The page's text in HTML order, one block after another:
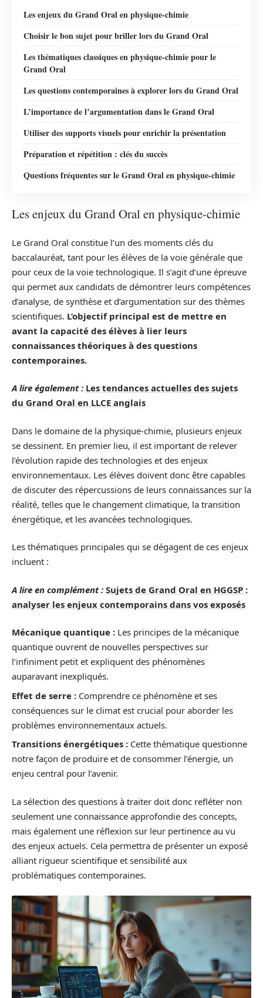
Les enjeux du Grand Oral en physique-chimie
Choisir le bon sujet pour briller lors du Grand Oral
Les thématiques classiques en physique-chimie pour le
Grand Oral
Les questions contemporaines à explorer lors du Grand Oral
L’importance de l’argumentation dans le Grand Oral
Utiliser des supports visuels pour enrichir la présentation
Préparation et répétition : clés du succès
Questions fréquentes sur le Grand Oral en physique-chimie
Les enjeux du Grand Oral en physique-chimie
Le Grand Oral constitue l’un des moments clés du
baccalauréat, tant pour les élèves de la voie générale que
pour ceux de la voie technologique. Il s’agit d’une épreuve
qui permet aux candidats de démontrer leurs compétences
d’analyse, de synthèse et d’argumentation sur des thèmes
scientifiques. L’objectif principal est de mettre en
avant la capacité des élèves à lier leurs
connaissances théoriques à des questions
contemporaines.
A lire également : Les tendances actuelles des sujets
du Grand Oral en LLCE anglais
Dans le domaine de la physique-chimie, plusieurs enjeux
se dessinent. En premier lieu, il est important de relever
l’évolution rapide des technologies et des enjeux
environnementaux. Les élèves doivent donc être capables
de discuter des répercussions de leurs connaissances sur la
réalité, telles que le changement climatique, la transition
énergétique, et les avancées technologiques.
Les thématiques principales qui se dégagent de ces enjeux
incluent :
A lire en complément : Sujets de Grand Oral en HGGSP :
analyser les enjeux contemporains dans vos exposés
Mécanique quantique : Les principes de la mécanique
quantique ouvrent de nouvelles perspectives sur
l’infiniment petit et expliquent des phénomènes
auparavant inexpliqués.
Effet de serre : Comprendre ce phénomène et ses
conséquences sur le climat est crucial pour aborder les
problèmes environnementaux actuels.
Transitions énergétiques : Cette thématique questionne
notre façon de produire et de consommer l’énergie, un
enjeu central pour l’avenir.
La sélection des questions à traiter doit donc refléter non
seulement une connaissance approfondie des concepts,
mais également une réflexion sur leur pertinence au vu
des enjeux actuels. Cela permettra de présenter un exposé
alliant rigueur scientifique et sensibilité aux
problématiques contemporaines.